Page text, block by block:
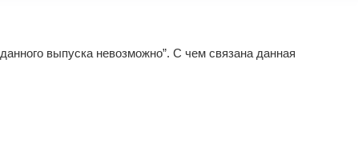
выпуска невозможно”. С чем связана данная